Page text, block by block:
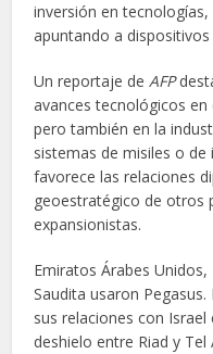
inversión en
apuntando a dispositivos
Un reportaje deAFP
avances tecnológicos
pero también en la
sistemas de misiles o
favorece las relaciones
geoestratégico de otros
expansionistas.
Emiratos Árabes
Saudita usaron
sus relaciones con
deshielo entre Riad y